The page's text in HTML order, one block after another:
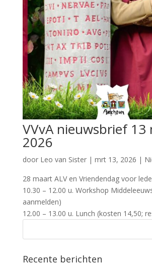
VVvA nieuwsbrief 13
2026
door Leo van Sister| mrt 13, 2026 |
28 maart ALV en Vriendendag voor
10.30 – 12.00 u. Workshop
12.00 – 13.00 u. Lunch (kosten 14,50;
Recente berichten